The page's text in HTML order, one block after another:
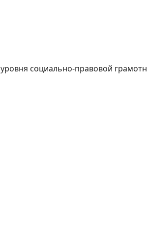
социально-правовой